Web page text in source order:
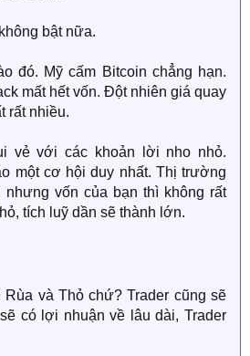
bật nữa.
đó. Mỹ cấm Bitcoin chẳng hạn.
mất hết vốn. Đột nhiên giá quay
rất nhiều.
vẻ với các khoản lời nho nhỏ.
một cơ hội duy nhất. Thị trường
vốn của bạn thì không rất
tích luỹ dần sẽ thành lớn.
Rùa và Thỏ chứ? Trader cũng sẽ
có lợi nhuận về lâu dài, Trader